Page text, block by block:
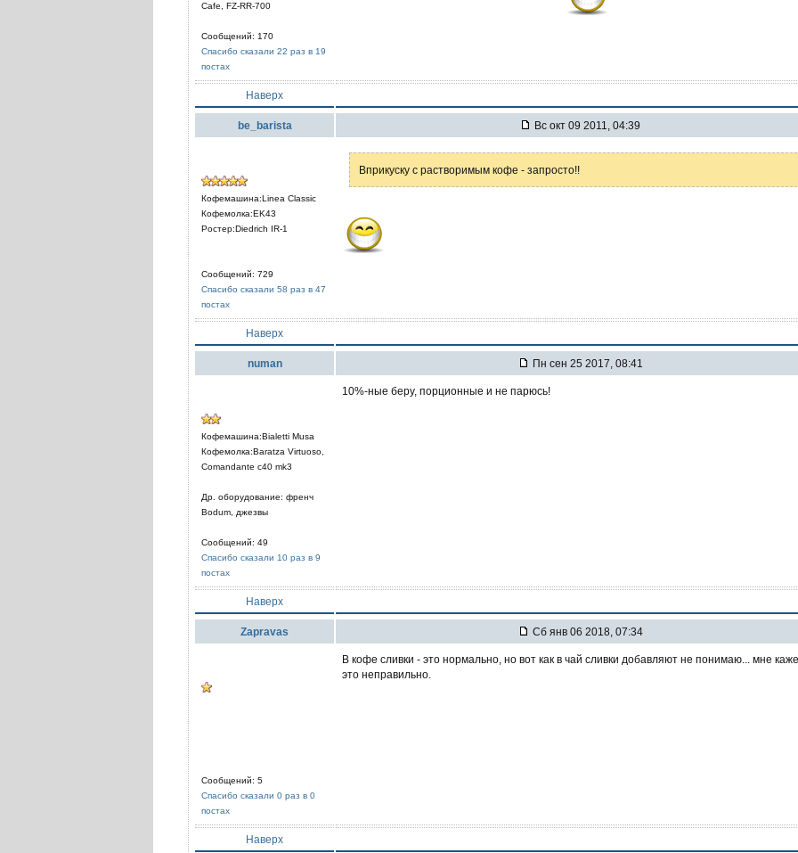
Cafe, FZ-RR-700
Сообщений: 170
Спасибо сказали 22 раз в 19
постах
Наверх
be_barista Вс окт 09 2011, 04:39
Кофемашина:Linea Classic
Кофемолка:EK43
Ростер:Diedrich IR-1
Сообщений: 729
Спасибо сказали 58 раз в 47
постах
Вприкуску с растворимым кофе - запросто!!
Наверх
numan Пн сен 25 2017, 08:41
Кофемашина:Bialetti Musa
Кофемолка:Baratza Virtuoso,
Comandante c40 mk3
Др. оборудование: френч
Bodum, джезвы
Сообщений: 49
Спасибо сказали 10 раз в 9
постах
10%-ные беру, порционные и не парюсь!
Наверх
Zapravas Сб янв 06 2018, 07:34
Сообщений: 5
Спасибо сказали 0 раз в 0
постах
В кофе сливки - это нормально, но вот как в чай сливки добавляют не понимаю... мне
это неправильно.
Наверх